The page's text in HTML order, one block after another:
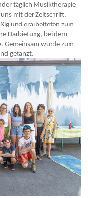
täglich Musiktherapie
mit der Zeitschrift.
und erarbeiteten zum
Darbietung, bei dem
Gemeinsam wurde zum
getanzt.